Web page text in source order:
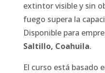
extintor visible y sin
fuego supera la
Disponible para
Saltillo, Coahuila.
El curso está basado